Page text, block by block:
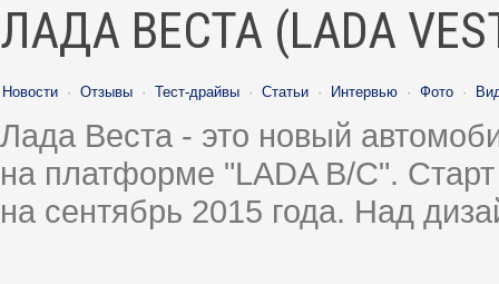
ЛАДА ВЕСТА (LADA
Новости · Отзывы · Тест-драйвы · Статьи · Интервью · Фото ·
Лада Веста - это новый
на платформе "LADA B/C".
на сентябрь 2015 года. Над